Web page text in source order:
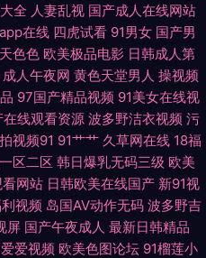
线咨询 99福利社 成人精品午夜剧场
线不卡9 老湿机成人网站 人妻少妇另
看 www五月天 福利导航偷拍亚洲 久
利66 91国内高清 操操色情到 国产在
亚洲另类性 91视频91九色 超碰免费
精品 日韩精品在线电影 亚州性爱自
全 人妻乱视 国产成人在线网站
在线 四虎试看 91男女 国产男
色色 欧美极品电影 日韩成人第
成人午夜网 黄色天堂男人 操视频
97国产精品视频 91美女在线视
在线观看资源 波多野洁衣视频 污
视频91 91艹艹 久草网在线 18福
区二区 韩日爆乳无码三级 欧美
网站 日韩欧美在线国产 新91视
视频 岛国AV动作无码 波多野吉
屏 国产午夜成人 最新日韩精品
爱视频 欧美色图论坛 91榴莲小